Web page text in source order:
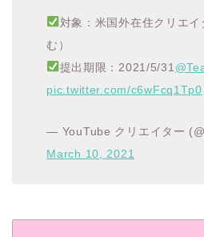
対象：米国外在住クリエ
む）
提出期限：2021/5/31
pic.twitter.com/c6wFcq1Tp0
— YouTube クリエイター
March 10, 2021